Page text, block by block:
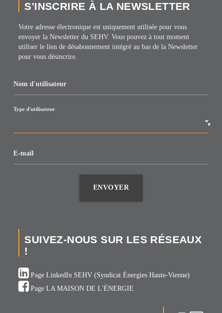
S'INSCRIRE À LA NEWSLETTER
Votre adresse électronique est uniquement utilisée pour vous
envoyer la Newsletter du SEHV. Vous pouvez à tout moment
utiliser le lien de désabonnement intégré au bas de la Newsletter
pour vous désincrire.
Nom d'utilisateur
▼
Type d'utilisateur
E-mail
ENVOYER
SUIVEZ-NOUS SUR LES RÉSEAUX
!
Page LinkedIn SEHV (Syndicat Énergies Haute-Vienne)
Page LA MAISON DE L'ÉNERGIE